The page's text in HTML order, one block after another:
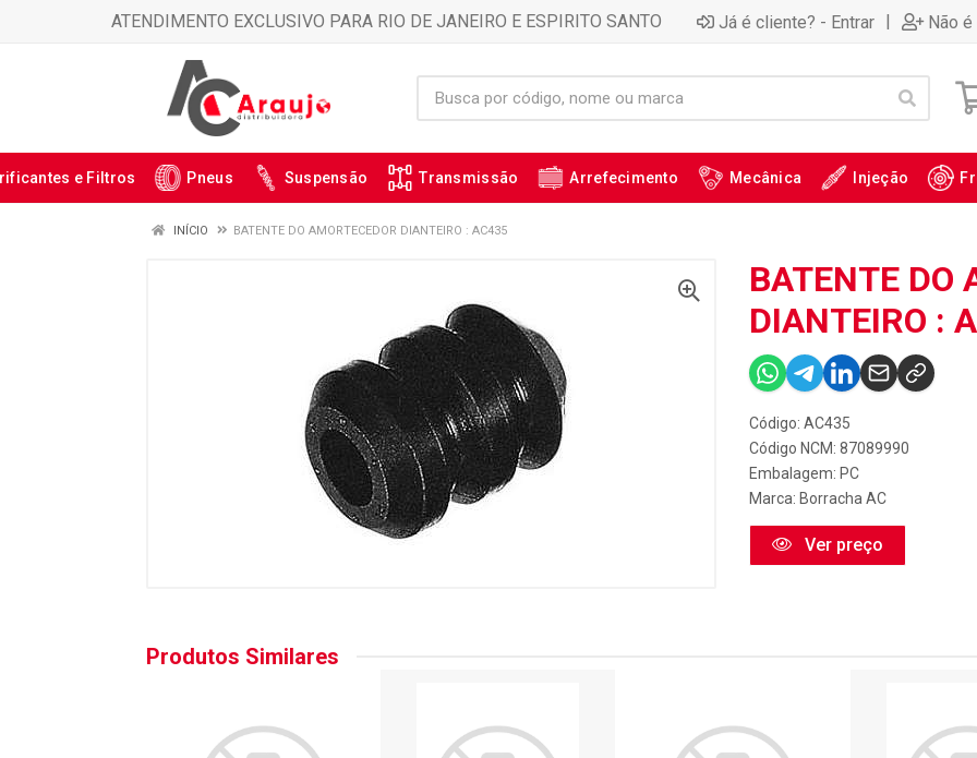
ATENDIMENTO EXCLUSIVO PARA RIO DE JANEIRO E ESPIRITO SANTO Já é cliente? - Entrar | Não
e Filtros Pneus Suspensão Transmissão Arrefecimento Mecânica Injeção
INÍCIO BATENTE DO AMORTECEDOR DIANTEIRO : AC435
BATENTE DO
DIANTEIRO :
Código: AC435
Código NCM: 87089990
Embalagem: PC
Marca: Borracha AC
Ver preço
Produtos Similares